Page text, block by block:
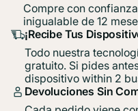
Compre con
inigualable de 12
¡Recibe Tus
Todo nuestra
gratuito. Si pides
dispositivo within 2
Devoluciones Sin